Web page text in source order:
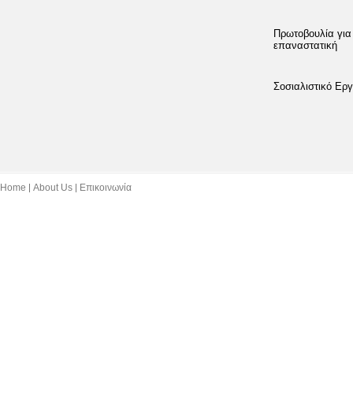
Πρωτοβουλία
επαναστατική
Σοσιαλιστικό
Home About Us Επικοινωνία